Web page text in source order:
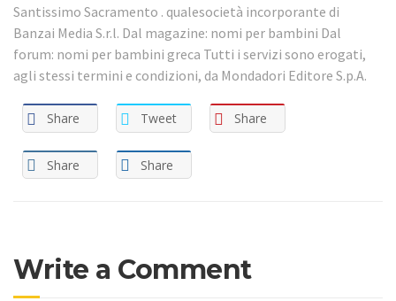
Santissimo Sacramento . qualesocietà incorporante di
Banzai Media S.r.l. Dal magazine: nomi per bambini Dal
forum: nomi per bambini greca Tutti i servizi sono erogati,
agli stessi termini e condizioni, da Mondadori Editore S.p.A.
Share Tweet Share
Share Share
Write a Comment